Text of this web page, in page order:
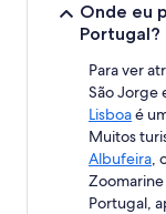
Onde eu
Portugal?
Para ver
São Jorge
Lisboaé
Muitos
Albufeira,
Zoomarine
Portugal,